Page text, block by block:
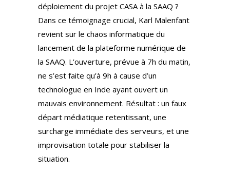
déploiement du projet CASA à la SAAQ ?
Dans ce témoignage crucial, Karl Malenfant
revient sur le chaos informatique du
lancement de la plateforme numérique de
la SAAQ. L’ouverture, prévue à 7h du matin,
ne s’est faite qu’à 9h à cause d’un
technologue en Inde ayant ouvert un
mauvais environnement. Résultat : un faux
départ médiatique retentissant, une
surcharge immédiate des serveurs, et une
improvisation totale pour stabiliser la
situation.